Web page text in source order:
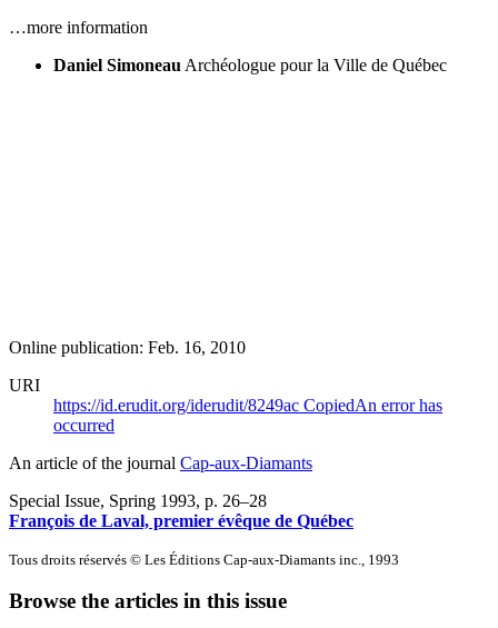
…more information
Daniel Simoneau Archéologue pour la Ville de Québec
Online publication: Feb. 16, 2010
URI
https://id.erudit.org/iderudit/8249ac CopiedAn error has
occurred
An article of the journal Cap-aux-Diamants
Special Issue, Spring 1993, p. 26–28
François de Laval, premier évêque de Québec
Tous droits réservés © Les Éditions Cap-aux-Diamants inc., 1993
Browse the articles in this issue